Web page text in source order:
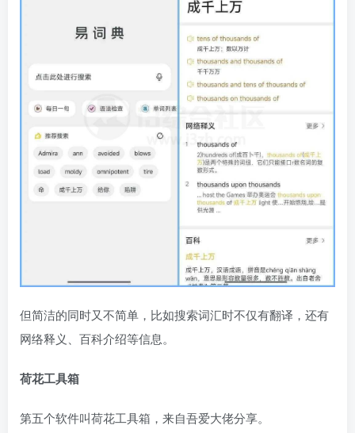
但简洁的同时又不简单，比如搜索词汇时不仅有翻译，还有
网络释义、百科介绍等信息。
荷花工具箱
第五个软件叫荷花工具箱，来自吾爱大佬分享。